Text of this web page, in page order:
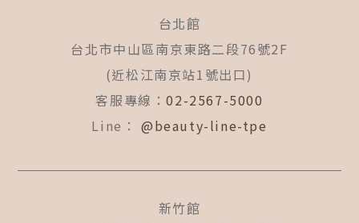
o
k
-
f
a
g
r
a
m
b
e
台北館
台北市中山區南京東路二段76號2F
(近松江南京站1號出口)
客服專線：02-2567-5000
Line： @beauty-line-tpe
新竹館